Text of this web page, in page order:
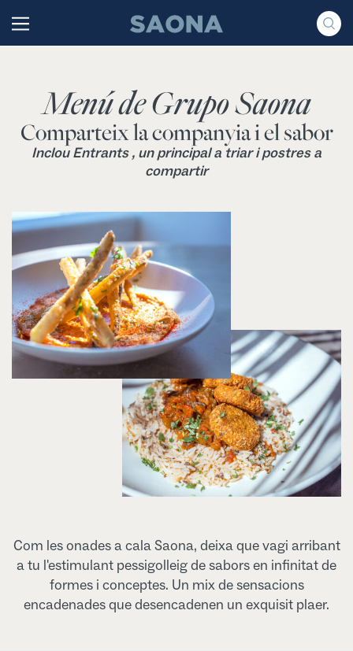
Grupo Saona
Menú de Grupo Saona
Comparteix la companyia i el sabor
Inclou Entrants , un principal a triar i postres a
compartir
Com les onades a cala Saona, deixa que vagi arribant
a tu l'estimulant pessigolleig de sabors en infinitat de
formes i conceptes. Un mix de sensacions
encadenades que desencadenen un exquisit plaer.